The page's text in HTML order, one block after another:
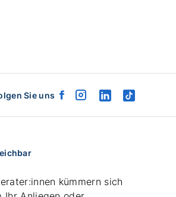
Sie uns
facebook
instagram
linkedintiktok
kümmern sich